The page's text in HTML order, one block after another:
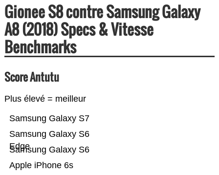
Gionee S8 contre Samsung Galaxy
A8 (2018) Specs & Vitesse
Benchmarks
Score Antutu
Plus élevé = meilleur
Apple iPhone 6s
Samsung Galaxy S6
Samsung Galaxy S6
Edge
Samsung Galaxy S7